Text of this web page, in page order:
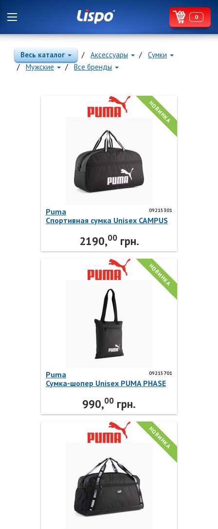
0
Весь каталог Аксессуары
Сумки
Мужские
Все бренды
НОВИНКА
09215301
Puma
Спортивная сумка Unisex CAMPUS
2190,00грн.
НОВИНКА
09215701
Puma
Сумка-шопер Unisex PUMA PHASE
990,00 грн.
НОВИНКА